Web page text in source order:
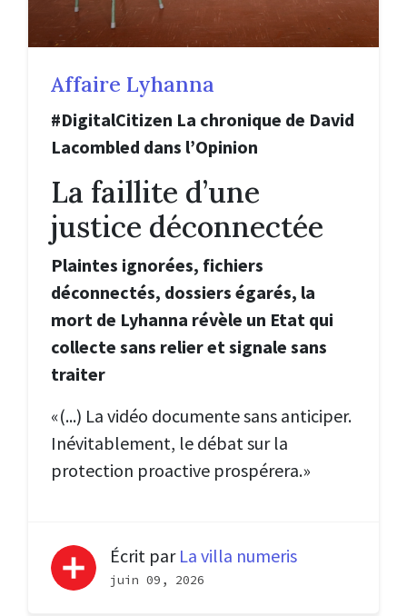
Affaire Lyhanna
#DigitalCitizen La chronique de David
Lacombled dans l’Opinion
La faillite d’une
justice déconnectée
Plaintes ignorées, fichiers
déconnectés, dossiers égarés, la
mort de Lyhanna révèle un Etat qui
collecte sans relier et signale sans
traiter
«(...) La vidéo documente sans anticiper.
Inévitablement, le débat sur la
protection proactive prospérera.»
Écrit par La villa numeris
juin 09, 2026